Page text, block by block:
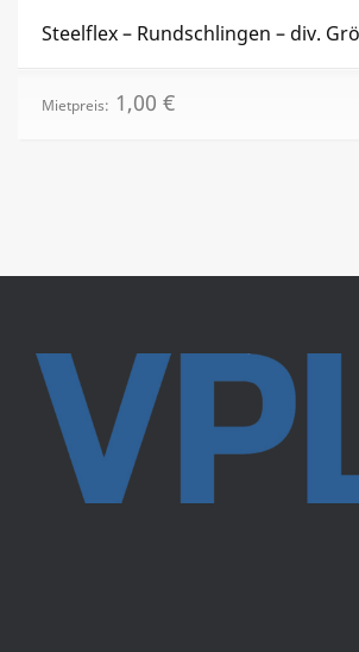
Steelflex – Rundschlingen – div.
Mietpreis: 1,00 €